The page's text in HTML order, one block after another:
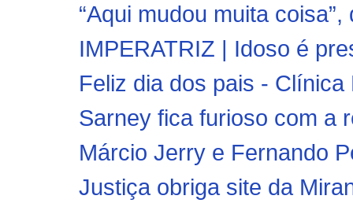
“Aqui mudou muita
IMPERATRIZ | Idoso é
Feliz dia dos pais - Clínica
Sarney fica furioso com a
Márcio Jerry e Fernando
Justiça obriga site da